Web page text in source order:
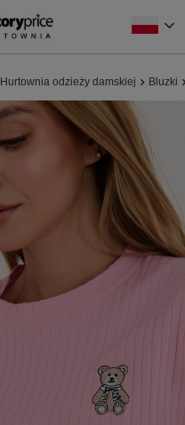
Hurtownia odzieży damskiej Bluzki